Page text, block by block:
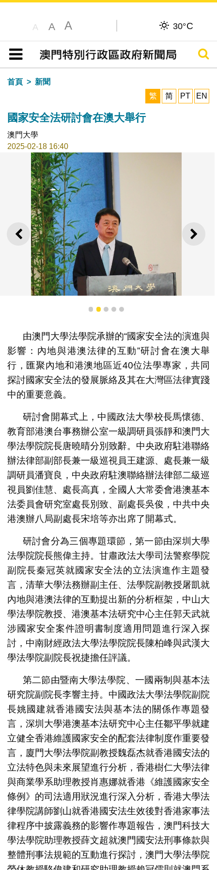
A A A 30°C
目錄
搜尋
首頁
新聞
繁
简 PT EN
國家安全法研討會在澳大舉行
澳門大學
2025-02-18 16:40
上一則 下一
1 2 3 4 5
由澳門大學法學院承辦的“國家安全法的演進與
影響：內地與港澳法律的互動”研討會在澳大舉
行，匯聚內地和港澳地區近40位法學專家，共同
探討國家安全法的發展脈絡及其在大灣區法律實踐
中的重要意義。
研討會開幕式上，中國政法大學校長馬懷德、
教育部港澳台事務辦公室一級調研員張靜和澳門大
學法學院院長唐曉晴分別致辭。中央政府駐港聯絡
辦法律部副部長兼一級巡視員王建源、處長兼一級
調研員潘寶良，中央政府駐澳聯絡辦法律部二級巡
視員劉佳慧、處長高真，全國人大常委會港澳基本
法委員會研究室處長別致、副處長吳俊，中共中央
港澳辦八局副處長宋培等亦出席了開幕式。
研討會分為三個專題環節，第一節由深圳大學
法學院院長熊偉主持。甘肅政法大學司法警察學院
副院長秦冠英就國家安全法的立法演進作主題發
言，清華大學法務辦副主任、法學院副教授屠凱就
內地與港澳法律的互動提出新的分析框架，中山大
學法學院教授、港澳基本法研究中心主任郭天武就
涉國家安全案件證明書制度適用問題進行深入探
討，中南財經政法大學法學院院長陳柏峰與武漢大
學法學院副院長祝捷擔任評議。
第二節由暨南大學法學院、一國兩制與基本法
研究院副院長李響主持。中國政法大學法學院副院
長姚國建就香港國安法與基本法的關係作專題發
言，深圳大學港澳基本法研究中心主任鄒平學就建
立健全香港維護國家安全的配套法律制度作重要發
言，廈門大學法學院副教授魏磊杰就香港國安法的
立法特色與未來展望進行分析，香港樹仁大學法律
與商業學系助理教授肖惠娜就香港《維護國家安全
條例》的司法適用狀況進行深入分析，香港大學法
律學院講師劉山就香港國安法生效後對香港家事法
律程序中披露義務的影響作專題報告，澳門科技大
學法學院助理教授薛文超就澳門國安法刑事條款與
整體刑事法規範的互動進行探討，澳門大學法學院